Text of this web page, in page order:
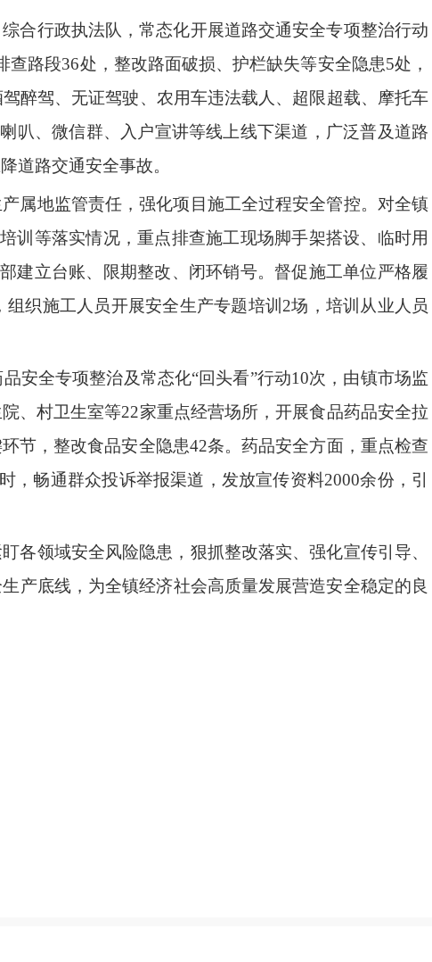
合行政执法队，常态化开展道路交通安全专项整治行动
路段36处，整改路面破损、护栏缺失等安全隐患5处，
醉驾、无证驾驶、农用车违法载人、超限超载、摩托车
叭、微信群、入户宣讲等线上线下渠道，广泛普及道路
道路交通安全事故。
属地监管责任，强化项目施工全过程安全管控。对全镇
训等落实情况，重点排查施工现场脚手架搭设、临时用
建立台账、限期整改、闭环销号。督促施工单位严格履
织施工人员开展安全生产专题培训 2场，培训从业人员
安全专项整治及常态化“回头看”行动10次，由镇市场监
、村卫生室等22家重点经营场所，开展食品药品安全拉
节，整改食品安全隐患42条。药品安全方面，重点检查
，畅通群众投诉举报渠道，发放宣传资料2000余份，引
各领域安全风险隐患，狠抓整改落实、强化宣传引导、
产底线，为全镇经济社会高质量发展营造安全稳定的良